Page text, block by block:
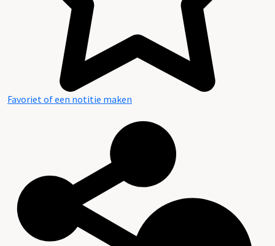
Favoriet of een notitie maken